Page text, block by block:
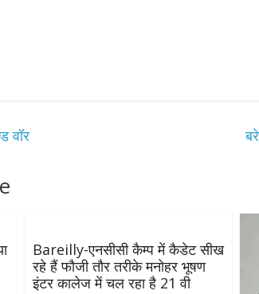
वॉर
Bareilly-एनसीसी कैम्प में कैडेट सीख
रहे हैं फौजी तौर तरीके मनोहर भूषण
इंटर कालेज में चल रहा है 21 वी